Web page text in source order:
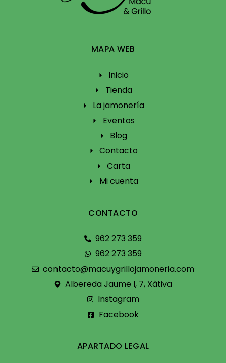
MAPA WEB
Inicio
Tienda
La jamonería
Eventos
Blog
Contacto
Carta
Mi cuenta
CONTACTO
962 273 359
962 273 359
contacto@macuygrillojamoneria.com
Albereda Jaume I, 7, Xàtiva
Instagram
Facebook
APARTADO LEGAL